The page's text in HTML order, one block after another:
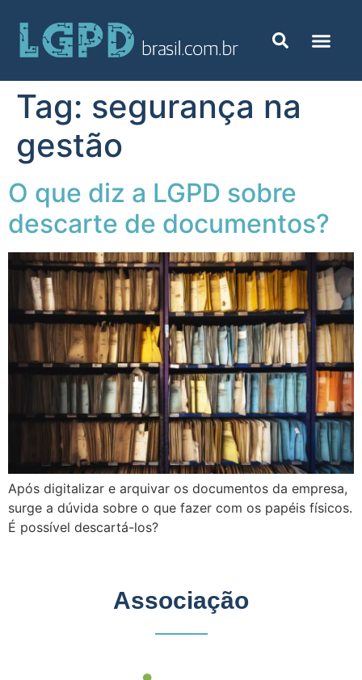
Tag: segurança na
gestão
O que diz a LGPD sobre
descarte de documentos?
Após digitalizar e arquivar os documentos da empresa,
surge a dúvida sobre o que fazer com os papéis físicos.
É possível descartá-los?
Associação